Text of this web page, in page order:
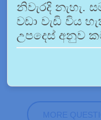
නිවැරදි නැහැ.
වඩා වැඩි විය
උපදෙස් අනුව
MORE